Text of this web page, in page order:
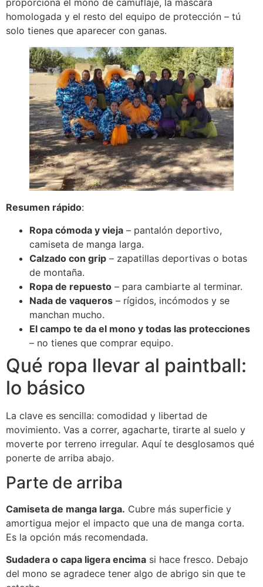
homologada y el resto del equipo de protección – tú
solo tienes que aparecer con ganas.
Resumen rápido:
Ropa cómoda y vieja – pantalón deportivo,
camiseta de manga larga.
Calzado con grip – zapatillas deportivas o botas
de montaña.
Ropa de repuesto – para cambiarte al terminar.
Nada de vaqueros – rígidos, incómodos y se
manchan mucho.
El campo te da el mono y todas las protecciones
– no tienes que comprar equipo.
Qué ropa llevar al paintball:
lo básico
La clave es sencilla: comodidad y libertad de
movimiento. Vas a correr, agacharte, tirarte al suelo y
moverte por terreno irregular. Aquí te desglosamos qué
ponerte de arriba abajo.
Parte de arriba
Camiseta de manga larga. Cubre más superficie y
amortigua mejor el impacto que una de manga corta.
Es la opción más recomendada.
Sudadera o capa ligera encima si hace fresco. Debajo
del mono se agradece tener algo de abrigo sin que te